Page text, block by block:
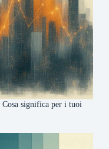
significa per i tuoi